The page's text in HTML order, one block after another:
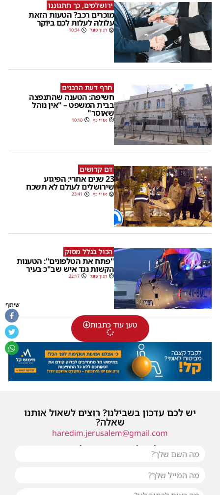
ירושלמים, כך תתגוננו
מוכרים רכב? הטעות הזאת
עלולה לעלות לכם ביוקר
חנוך פוגל 10:34
חרף דעת הרבנים
חשיפה: הטענה שהתנפצה
בבית המשפט – "אין נוהל
שאוסר"
אורי כץ 10:10
דם קדושים
23 שנים אחרי: הפיגוע
שירושלים לעולם לא תשכח
אורי כץ 23:41
הכול בגלל מסוק
"פתח את הטלפונים": הטענות
הקשות נגד איש שב"כ בעיר
חנוך פוגל 22:17
טען עוד כתבות
יש לכם עדכון בשבילנו? רוצים לשאול אותנו
שאלה?
haredim.jerusalem@gmail.com
או שילחו אלינו פנייה ונחזור אליכם בהקדם
שיתוף